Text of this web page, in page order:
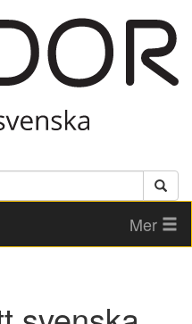
Mer